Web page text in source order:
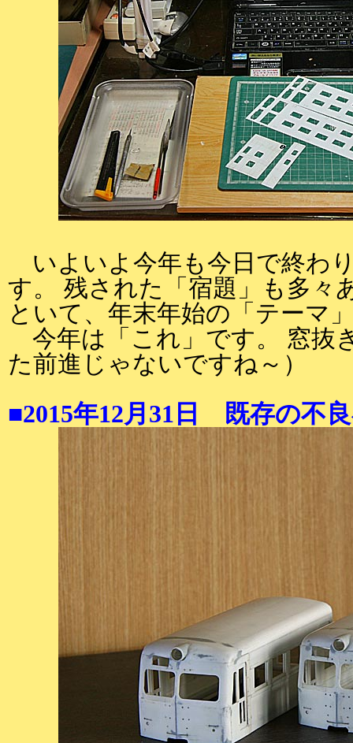
いよいよ今年も今日で終わ
す。 残された「宿題」も多々
といて、年末年始の「テーマ
今年は「これ」です。 窓抜
た前進じゃないですね～）
■2015年12月31日 既存の不